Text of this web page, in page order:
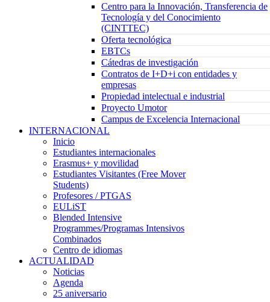
Centro para la Innovación, Transferencia de
Tecnología y del Conocimiento
(CINTTEC)
Oferta tecnológica
EBTCs
Cátedras de investigación
Contratos de I+D+i con entidades y
empresas
Propiedad intelectual e industrial
Proyecto Umotor
Campus de Excelencia Internacional
INTERNACIONAL
Inicio
Estudiantes internacionales
Erasmus+ y movilidad
Estudiantes Visitantes (Free Mover
Students)
Profesores / PTGAS
EULiST
Blended Intensive
Programmes/Programas Intensivos
Combinados
Centro de idiomas
ACTUALIDAD
Noticias
Agenda
25 aniversario